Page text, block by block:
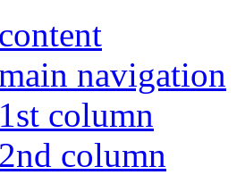
navigation
column
column